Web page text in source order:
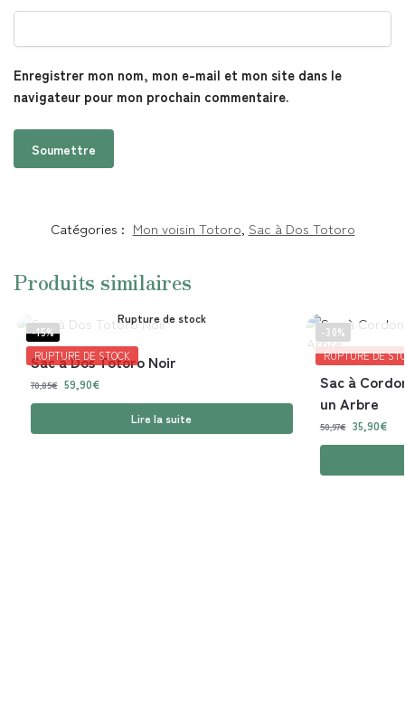
Enregistrer mon nom, mon e-mail et mon site dans le
navigateur pour mon prochain commentaire.
Catégories : Mon voisin Totoro, Sac à Dos Totoro
Produits similaires
-15%
RUPTURE DE STOCK
Rupture de stock
Sac à Dos Totoro Noir
70,85€ 59,90€
Lire la suite
-30%
RUPTURE DE
Sac à
un Arbre
50,97€ 35,90€